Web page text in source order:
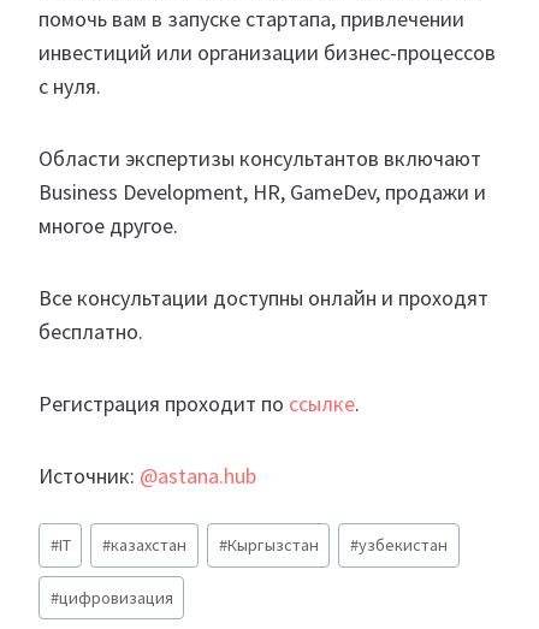
помочь вам в запуске стартапа, привлечении
инвестиций или организации бизнес-процессов
с нуля.
Области экспертизы консультантов включают
Business Development, HR, GameDev, продажи и
многое другое.
Все консультации доступны онлайн и проходят
бесплатно.
Регистрация проходит по ссылке.
Источник: @astana.hub
Метки
записи:
#IT #казахстан #Кыргызстан #узбекистан
#цифровизация